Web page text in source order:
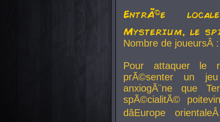
EntrÃ©e
Mysterium, le
Nombre de
Pour attaquer le
prÃ©senter un
anxiogÃ¨ne que
spÃ©cialitÃ©
dâEurope